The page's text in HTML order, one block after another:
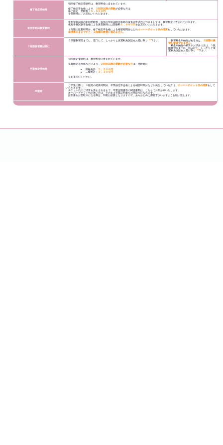
修了検定受検時
初回修了検定受験料は、教習料金に含まれています。
修了検定不合格により、
２回目以降の受験が必要な方は
修了検定 受験料： ５，５００円
を受験時に、お支払いいただきます。
仮免学科試験受験時
仮免学科試験の初回受験料・仮免許学科試験合格時の仮免許申請代につきましては、教習料金に含まれております。
仮免学科試験不合格による再受験時には受験料１，８００円をお支払いいただきます。
１段階の延長時間分、修了検定不合格による補習時間分などのオーバーチケット代の清算をしていただきます。
未清算のままですと、２段階の教習に進めません。
２段階教習開始前に
２段階教習前までに、窓口にて、しっかりと仮運転免許証をお受け取り *10下さい。 教習料金未納分がある方は、
２段階の教
習を受講できません。
料金未納分の精算がお済みの方は、２段
階教習前までに、窓口にて、しっかりと仮
運転免許証をお受け取り *10下さい。
卒業検定受検時
初回検定受験料は、教習料金に含まれています。
卒業検定不合格などにより、
２回目以降の受験が必要な方は、受験時に
四輪免許： ５，５００円
二輪免許： ３，３００円
をお支払いください。
卒業時
ご卒業の際に、２段階の延長時間分、卒業検定不合格による補習時間分などが発生している方は、オーバーチケット代の清算をして
いただきます。
チケット代のご清算を済まされるまで、卒業証明書等の関係書類は、こちらでお預かりいたします。
オーバーチケット代の無い方は、そのまま卒業証明書をお受取りになれます。
証明書をお受取りになる際は、印鑑が必要となりますので、あらかじめご用意下さいますようお願い致します。